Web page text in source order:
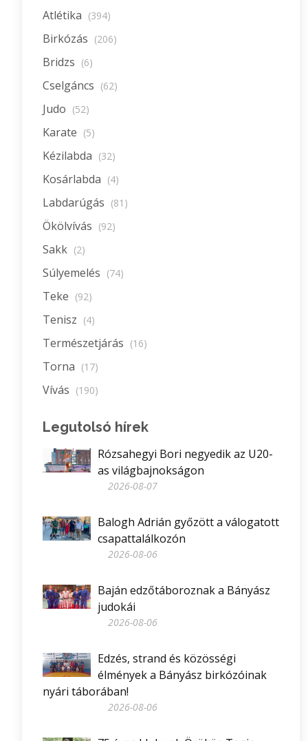
Atlétika (394)
Birkózás (206)
Bridzs (6)
Cselgáncs (62)
Judo (52)
Karate (5)
Kézilabda (32)
Kosárlabda (4)
Labdarúgás (81)
Ökölvívás (92)
Sakk (2)
Súlyemelés (74)
Teke (92)
Tenisz (4)
Természetjárás (16)
Torna (17)
Vívás (190)
Legutolsó hírek
Rózsahegyi Bori negyedik az U20-
as világbajnokságon
2026-08-07
Balogh Adrián győzött a válogatott
csapattalálkozón
2026-08-06
Baján edzőtáboroznak a Bányász
judokái
2026-08-06
Edzés, strand és közösségi
élmények a Bányász birkózóinak
nyári táborában!
2026-08-06